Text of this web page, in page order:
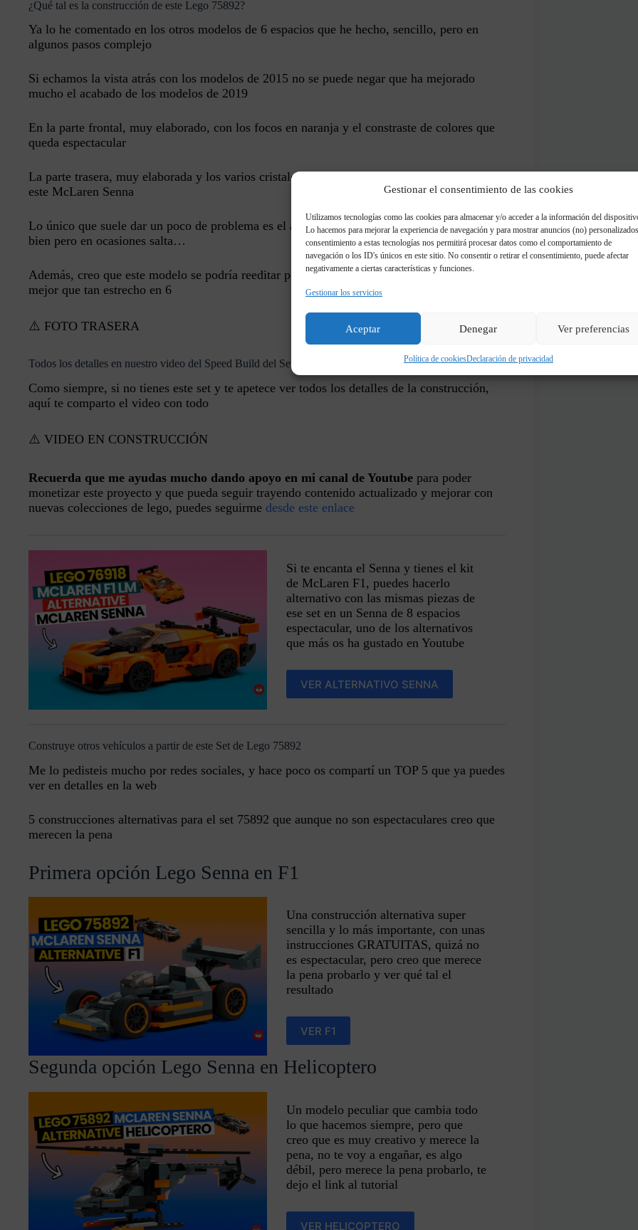
Gestionar el consentimiento de las cookies
Utilizamos tecnologías como las cookies para almacenar y/o acceder a la información del
Lo hacemos para mejorar la experiencia de navegación y para mostrar anuncios (no)
consentimiento a estas tecnologías nos permitirá procesar datos como el comportamiento de
navegación o los ID's únicos en este sitio. No consentir o retirar el consentimiento, puede afectar
negativamente a ciertas características y funciones.
Gestionar los servicios
Aceptar Denegar Ver preferencias
Política de cookiesDeclaración de privacidad
¿Qué tal es la construcción de este Lego 75892?
Ya lo he comentado en los otros modelos de 6 espacios que he hecho, sencillo, pero en
algunos pasos complejo
Si echamos la vista atrás con los modelos de 2015 no se puede negar que ha mejorado
mucho el acabado de los modelos de 2019
En la parte frontal, muy elaborado, con los focos en naranja y el constraste de colores que
queda espectacular
La parte trasera, muy elaborada y los varios cristales para hacer la cabina tan elaborada de
este McLaren Senna
Lo único que suele dar un poco de problema es el alerón trasero del coche, se engancha
bien pero en ocasiones salta…
Además, creo que este modelo se podría reeditar pero en 8 espacios, creo que es mucho
mejor que tan estrecho en 6
⚠️ FOTO TRASERA
Todos los detalles en nuestro video del Speed Build del Senna
Como siempre, si no tienes este set y te apetece ver todos los detalles de la construcción,
aquí te comparto el video con todo
⚠️ VIDEO EN CONSTRUCCIÓN
Recuerda que me ayudas mucho dando apoyo en mi canal de Youtube para poder
monetizar este proyecto y que pueda seguir trayendo contenido actualizado y mejorar con
nuevas colecciones de lego, puedes seguirme desde este enlace
Si te encanta el Senna y tienes el kit
de McLaren F1, puedes hacerlo
alternativo con las mismas piezas de
ese set en un Senna de 8 espacios
espectacular, uno de los alternativos
que más os ha gustado en Youtube
VER ALTERNATIVO SENNA
Construye otros vehículos a partir de este Set de Lego 75892
Me lo pedisteis mucho por redes sociales, y hace poco os compartí un TOP 5 que ya puedes
ver en detalles en la web
5 construcciones alternativas para el set 75892 que aunque no son espectaculares creo que
merecen la pena
Primera opción Lego Senna en F1
Una construcción alternativa super
sencilla y lo más importante, con unas
instrucciones GRATUITAS, quizá no
es espectacular, pero creo que merece
la pena probarlo y ver qué tal el
resultado
VER F1
Segunda opción Lego Senna en Helicoptero
Un modelo peculiar que cambia todo
lo que hacemos siempre, pero que
creo que es muy creativo y merece la
pena, no te voy a engañar, es algo
débil, pero merece la pena probarlo, te
dejo el link al tutorial
VER HELICOPTERO